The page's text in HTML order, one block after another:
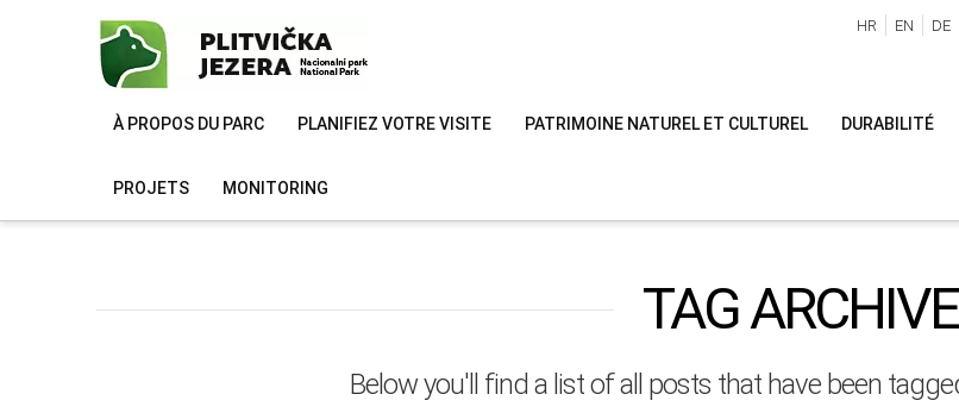
HR EN DE
À PROPOS DU PARC PLANIFIEZ VOTRE VISITE PATRIMOINE NATUREL ET CULTUREL DURABILITÉ
PROJETS MONITORING
TAG ARCHIVE
Below you'll find a list of all posts that have been